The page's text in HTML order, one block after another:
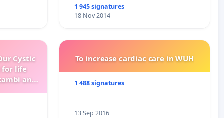
1 945 signatures
18 Nov 2014
Cystic
for life
and
To increase cardiac care in WUH
1 488 signatures
13 Sep 2016